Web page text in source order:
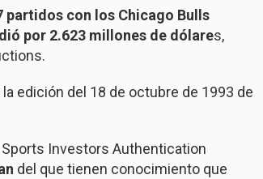
con los Chicago Bulls
por 2.623 millones de dólares,
la edición del 18 de octubre de 1993 de
Investors Authentication
del que tienen conocimiento que